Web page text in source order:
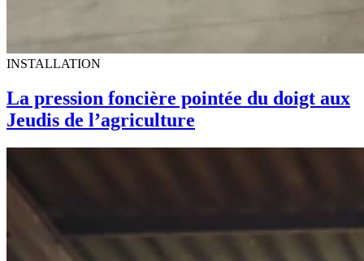
INSTALLATION
La pression foncière pointée du doigt aux
Jeudis de l’agriculture